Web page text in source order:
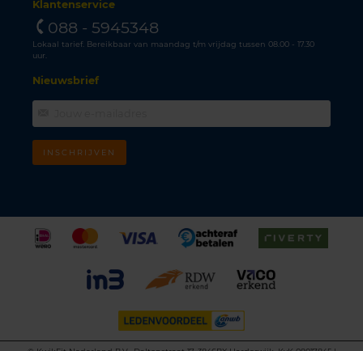
Klantenservice
088 - 5945348
Lokaal tarief. Bereikbaar van maandag t/m vrijdag tussen 08.00 - 17.30
uur.
Nieuwsbrief
INSCHRIJVEN